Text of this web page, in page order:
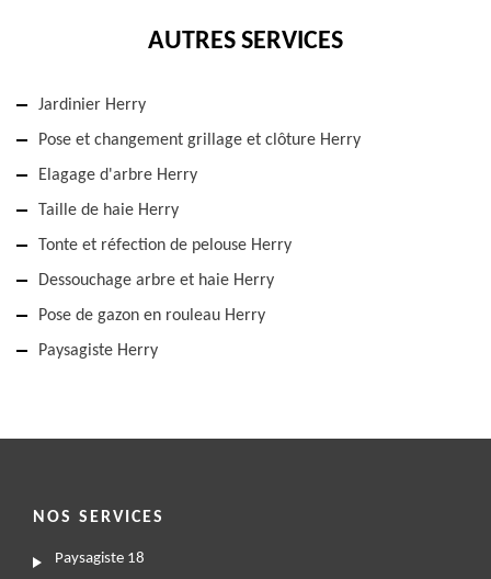
AUTRES SERVICES
Jardinier Herry
Pose et changement grillage et clôture Herry
Elagage d'arbre Herry
Taille de haie Herry
Tonte et réfection de pelouse Herry
Dessouchage arbre et haie Herry
Pose de gazon en rouleau Herry
Paysagiste Herry
NOS SERVICES
Paysagiste 18